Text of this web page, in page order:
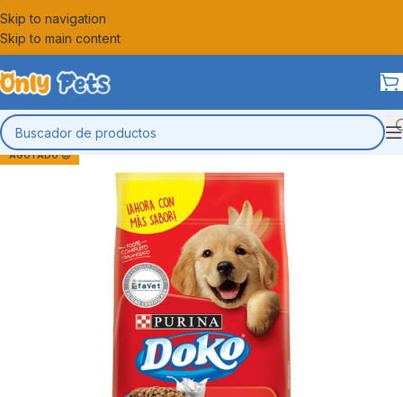
Skip to navigation
Skip to main content
AGOTADO 😔